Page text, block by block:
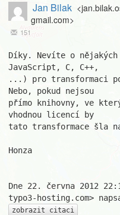
Jan Bilak
gmail.com>
151
Díky. Nevíte o nějakých
JavaScript, C, C++,
...) pro transformaci
Nebo, pokud nejsou
přímo knihovny, ve
vhodnou licencí by
tato transformace šla
Honza
Dne 22. června 2012
zobrazit citaci